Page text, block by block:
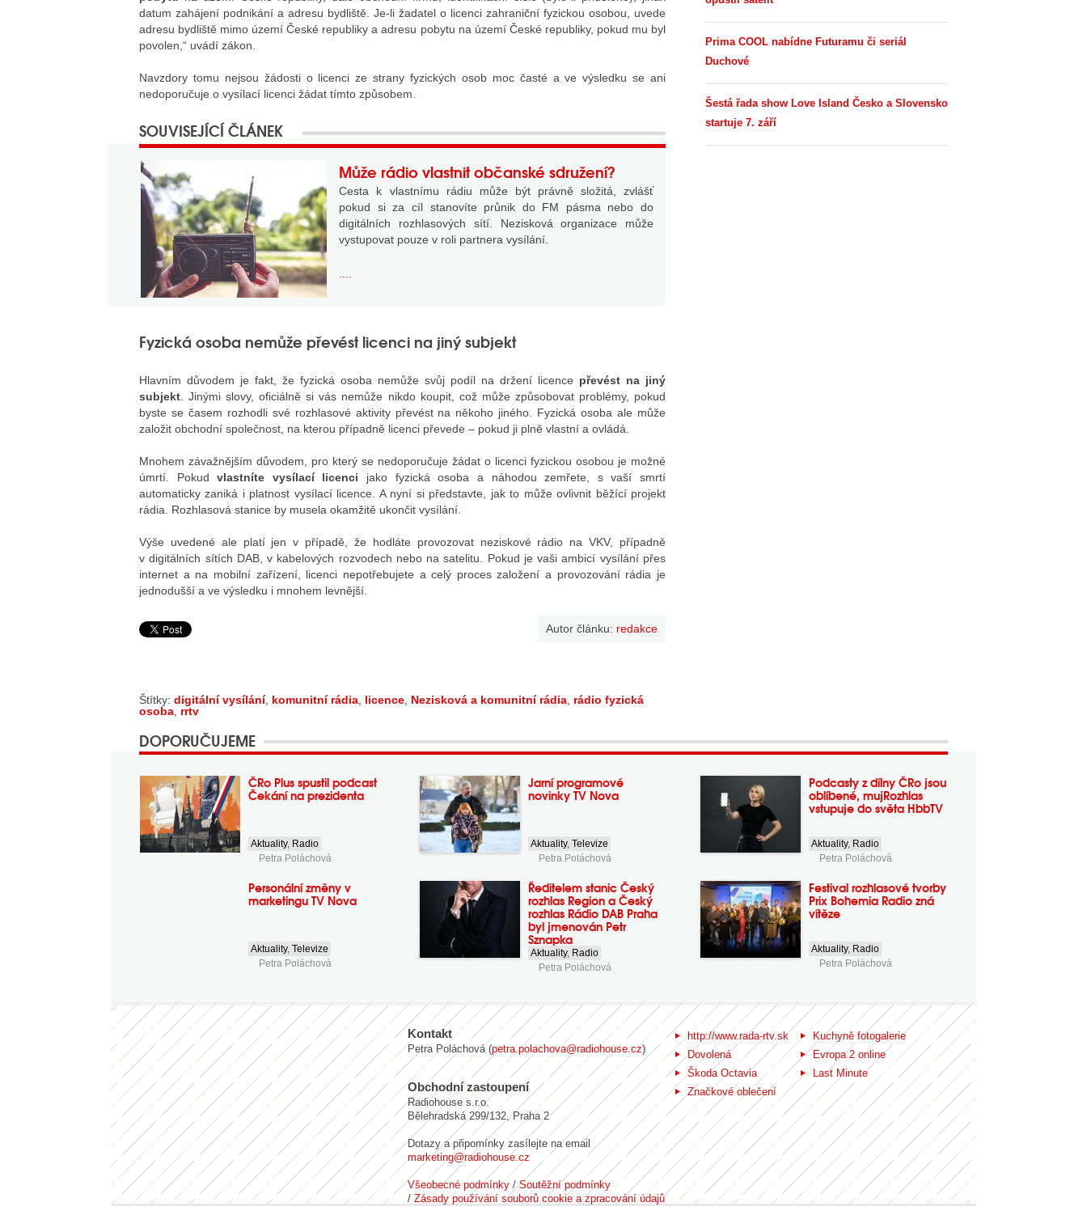
datum zahájení podnikání a adresu bydliště. Je-li žadatel o licenci zahraniční fyzickou osobou, uvede
adresu bydliště mimo území České republiky a adresu pobytu na území České republiky, pokud mu byl
povolen,“ uvádí zákon.
Navzdory tomu nejsou žádosti o licenci ze strany fyzických osob moc časté a ve výsledku se ani
nedoporučuje o vysílací licenci žádat tímto způsobem.
Může rádio vlastnit občanské sdružení?
Cesta k vlastnímu rádiu může být právně složitá, zvlášť
pokud si za cíl stanovíte průnik do FM pásma nebo do
digitálních rozhlasových sítí. Nezisková organizace může
vystupovat pouze v roli partnera vysílání.
Fyzická osoba nemůže převést licenci na jiný subjekt
Hlavním důvodem je fakt, že fyzická osoba nemůže svůj podíl na držení licence převést na jiný
subjekt . Jinými slovy, oficiálně si vás nemůže nikdo koupit, což může způsobovat problémy, pokud
byste se časem rozhodli své rozhlasové aktivity převést na někoho jiného. Fyzická osoba ale může
založit obchodní společnost, na kterou případně licenci převede – pokud ji plně vlastní a ovládá.
Mnohem závažnějším důvodem, pro který se nedoporučuje žádat o licenci fyzickou osobou je možné
úmrtí. Pokudvlastníte vysílací licenci jako fyzická osoba a náhodou zemřete, s vaší smrtí
automaticky zaniká i platnost vysílací licence. A nyní si představte, jak to může ovlivnit běžící projekt
rádia. Rozhlasová stanice by musela okamžitě ukončit vysílání.
Výše uvedené ale platí jen v případě, že hodláte provozovat neziskové rádio na VKV, případně
v digitálních sítích DAB, v kabelových rozvodech nebo na satelitu. Pokud je vaši ambicí vysílání přes
internet a na mobilní zařízení, licenci nepotřebujete a celý proces založení a provozování rádia je
jednodušší a ve výsledku i mnohem levnější.
Autor článku: redakce
Štítky: digitální vysílání, komunitní rádia licence Nezisková a komunitní rádia rádio fyzická
osoba rrtv
Prima COOL nabídne Futuramu či seriál
Duchové
Šestá řada show Love Island Česko a Slovensko
startuje 7. září
DOPORUČUJEME
ČRo Plus spustil podcast
Čekání na prezidenta
Aktuality, Radio
Petra Poláchová
Jarní programové
novinky TV Nova
Aktuality,Televize
Petra Poláchová
Podcasty z dílny ČRo jsou
oblíbené, mujRozhlas
vstupuje do světa HbbTV
Aktuality, Radio
Petra Poláchová
Personální změny v
marketingu TV Nova
Aktuality,Televize
Petra Poláchová
Ředitelem stanic Český
rozhlas Region a Český
rozhlas Rádio DAB Praha
byl jmenován Petr
Sznapka
Aktuality, Radio
Petra Poláchová
Festival rozhlasové tvorby
Prix Bohemia Radio zná
vítěze
Aktuality, Radio
Petra Poláchová
Kontakt
Petra Poláchová (petra.polachova@radiohouse.cz)
Obchodní zastoupení
Radiohouse s.r.o.
Bělehradská 299/132, Praha 2
Dotazy a připomínky zasílejte na email
marketing@radiohouse.cz
Všeobecné podmínky/Soutěžní podmínky
/Zásady používání souborů cookie a zpracování údajů
http://www.rada-rtv.sk
Kuchyně fotogalerie
Dovolená
Evropa 2 online
Škoda Octavia
Last Minute
Značkové oblečení